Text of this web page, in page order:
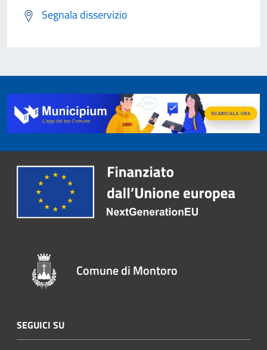
Segnala disservizio
Comune di Montoro
SEGUICI SU